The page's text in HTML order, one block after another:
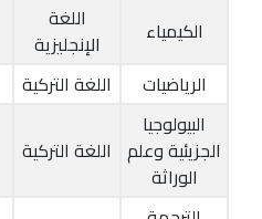
الكيمياء
اللغة
الإنجليزية
الرياضيات
اللغة التركية
البيولوجيا
الجزيئية وعلم
الوراثة
اللغة التركية